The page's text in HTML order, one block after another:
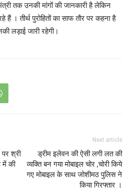
तक उनकी मांगों की जानकारी है लेकिन
हैं । तीर्थ पुरोहितों का साफ तौर पर कहना है
लड़ाई जारी रहेगी।
श्री
में की
Next article
ड्रीम इलेवन की ऐसी लगी लत की
व्यक्ति बन गया मोबाइल चोर ,चोरी किये
गए मोबाइल के साथ जोशीमठ पुलिस ने
किया गिरफ्तार ।